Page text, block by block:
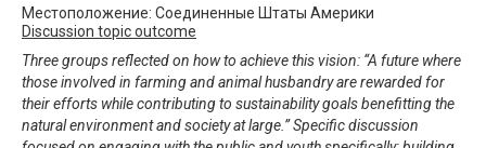
Местоположение: Соединенные Штаты Америки
Discussion topic outcome
Three groups reflected on how to achieve this vision: “A future where
those involved in farming and animal husbandry are rewarded for
their efforts while contributing to sustainability goals benefitting the
natural environment and society at large.” Specific discussion